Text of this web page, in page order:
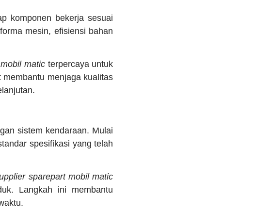
komponen bekerja sesuai
mesin, efisiensi bahan
matic terpercaya untuk
menjaga kualitas
sistem kendaraan. Mulai
spesifikasi yang telah
sparepart mobil matic
Langkah ini membantu